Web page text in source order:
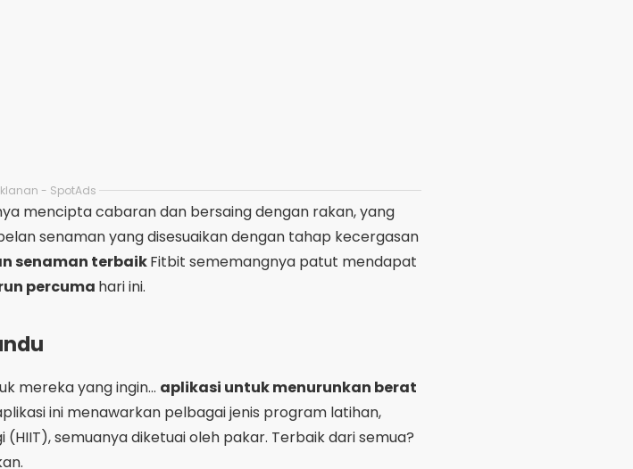
ini menawarkan pelbagai jenis program latihan,
semuanya diketuai oleh pakar. Terbaik dari semua?
dan petua untuk memastikan anda melakukan
Untuk memanfaatkan semua ciri ini, akses Gedung
Dalam Talian
yang mencari a